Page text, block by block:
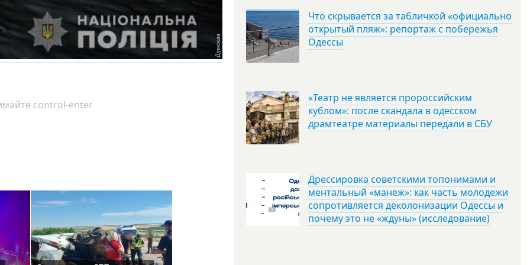
control-enter
Что скрывается за табличкой «официально
открытый пляж»: репортаж с побережья
Одессы
«Театр не является пророссийским
кублом»: после скандала в одесском
драмтеатре материалы передали в СБУ
Дрессировка советскими топонимами и
ментальный «манеж»: как часть молодежи
сопротивляется деколонизации Одессы и
почему это не «ждуны» (исследование)